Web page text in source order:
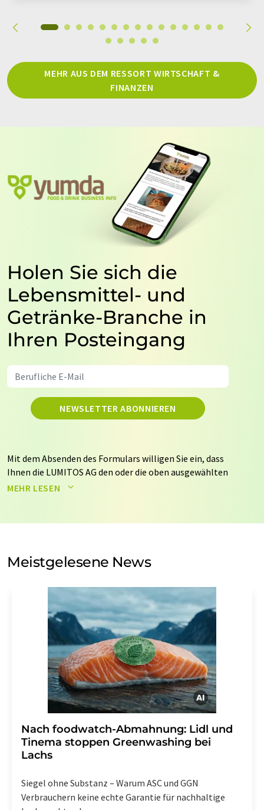
MEHR AUS DEM RESSORT WIRTSCHAFT &
FINANZEN
Holen Sie sich die
Lebensmittel- und
Getränke-Branche in
Ihren Posteingang
NEWSLETTER ABONNIEREN
Mit dem Absenden des Formulars willigen Sie ein, dass
Ihnen die LUMITOS AG den oder die oben ausgewählten
Newsletter per E-Mail zusendet. Ihre Daten werden
auf Basis unsererDatenschutzerklärung. LUMITOS darf
Meinungsforschung per E-Mail kontaktieren. Ihre
Einwilligung können Sie jederzeit ohne Angabe von
Str. 2, 12489 Berlin oder per E-Mail unter
widerruf@lumitos.commit Wirkung für die Zukunft
widerrufen. Zudem ist in jeder E-Mail ein Link zur
Abbestellung des entsprechenden Newsletters
enthalten.
MEHR LESEN
Meistgelesene News
Nach foodwatch-Abmahnung: Lidl und
Tinema stoppen Greenwashing bei
Lachs
Siegel ohne Substanz – Warum ASC und GGN
Verbrauchern keine echte Garantie für nachhaltige